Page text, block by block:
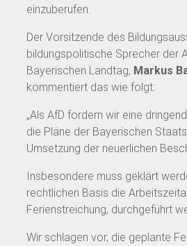
einzuberufen.
Der Vorsitzende des
bildungspolitische Sprecher der
Bayerischen Landtag, Markus
kommentiert das wie folgt:
„Als AfD fordern wir eine
die Pläne der Bayerischen
Umsetzung der neuerlichen
Insbesondere muss geklärt
rechtlichen Basis die
Ferienstreichung, durchgeführt
Wir schlagen vor, die geplante